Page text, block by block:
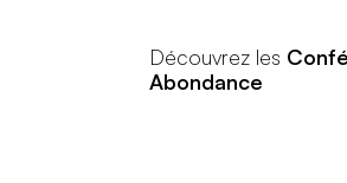
Découvrez les
Abondance